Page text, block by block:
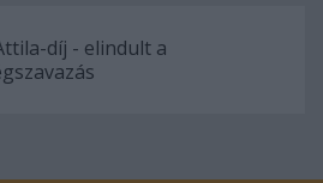
díj - elindult a